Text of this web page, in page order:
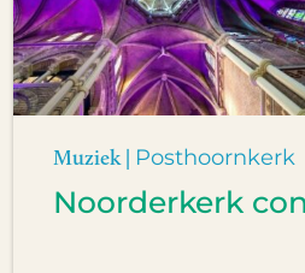
Muziek | Posthoornkerk
Noorderkerk